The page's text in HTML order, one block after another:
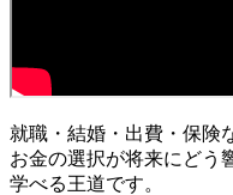
就職・結婚・出費・保険
お金の選択が将来にどう
学べる王道です。